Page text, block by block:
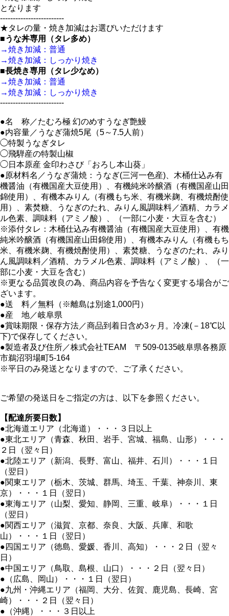
となります
-------------------------
★タレの量・焼き加減はお選びいただけます
■うな丼専用（タレ多め）
→焼き加減：普通
→焼き加減：しっかり焼き
■長焼き専用（タレ少なめ）
→焼き加減：普通
→焼き加減：しっかり焼き
-------------------------
●名 称／たむろ極 幻のめすうなぎ艶鰻
●内容量／うなぎ蒲焼5尾（5～7.5人前）
◯特製うなぎタレ
◯飛騨産の特製山椒
◯日本原産 金印わさび「おろし本山葵」
●原材料名／うなぎ蒲焼：うなぎ(三河一色産)、木桶仕込み有
機醤油（有機国産大豆使用）、有機純米吟醸酒（有機国産山田
錦使用）、有機本みりん（有機もち米、有機米麹、有機焼酎使
用）、素焚糖、うなぎのたれ、みりん風調味料／酒精、カラメ
ル色素、調味料（アミノ酸）、（一部に小麦・大豆を含む）
※添付タレ：木桶仕込み有機醤油（有機国産大豆使用）、有機
純米吟醸酒（有機国産山田錦使用）、有機本みりん（有機もち
米、有機米麹、有機焼酎使用）、素焚糖、うなぎのたれ、みり
ん風調味料／酒精、カラメル色素、調味料（アミノ酸）、（一
部に小麦・大豆を含む）
※更なる品質改良の為、商品内容を予告なく変更する場合がご
ざいます。
●送 料／無料（※離島は別途1,000円）
●産 地／岐阜県
●賞味期限・保存方法／商品到着日含め3ヶ月。冷凍(－18℃以
下)で保存してください。
●製造者及び住所／株式会社TEAM 〒509-0135岐阜県各務原
市鵜沼羽場町5-164
※平日のみ発送となりますので、ご了承ください。
ご希望の発送日をご指定の方は、以下を参照ください。
【配達所要日数】
●北海道エリア（北海道）・・・３日以上
●東北エリア（青森、秋田、岩手、宮城、福島、山形）・・・
２日（翌々日）
●北陸エリア（新潟、長野、富山、福井、石川）・・・１日
（翌日）
●関東エリア（栃木、茨城、群馬、埼玉、千葉、神奈川、東
京）・・・１日（翌日）
●東海エリア（山梨、愛知、静岡、三重、岐阜）・・・１日
（翌日）
●関西エリア（滋賀、京都、奈良、大阪、兵庫、和歌
山）・・・１日（翌日）
●四国エリア（徳島、愛媛、香川、高知）・・・２日（翌々
日）
●中国エリア（鳥取、島根、山口）・・・２日（翌々日）
●（広島、岡山）・・・１日（翌日）
●九州・沖縄エリア（福岡、大分、佐賀、鹿児島、長崎、宮
崎）・・・２日（翌々日）
●（沖縄）・・・３日以上